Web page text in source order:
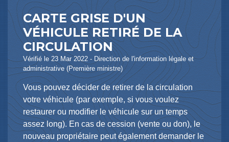
CARTE GRISE D'UN
VÉHICULE RETIRÉ DE LA
CIRCULATION
Vérifié le 23 Mar 2022 - Direction de l'information légale et
administrative (Première ministre)
Vous pouvez décider de retirer de la circulation
votre véhicule (par exemple, si vous voulez
restaurer ou modifier le véhicule sur un temps
assez long). En cas de cession (vente ou don), le
nouveau propriétaire peut également demander le